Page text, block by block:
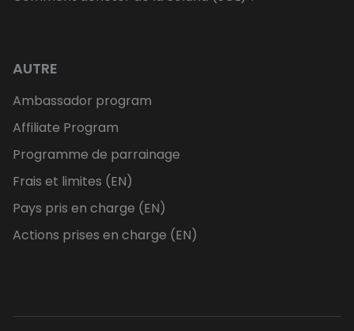
AUTRE
Ambassador program
Affiliate Program
Programme de parrainage
Frais et limites (EN)
Pays pris en charge (EN)
Actions prises en charge (EN)